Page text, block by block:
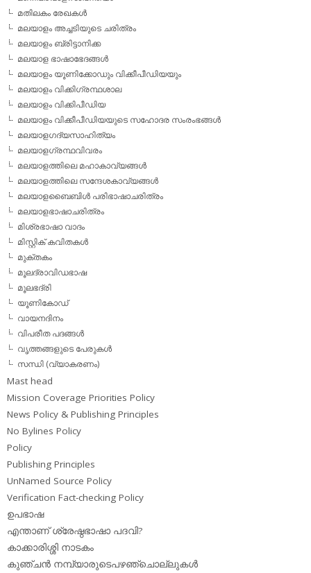
മതിലകം രേഖകള്‍
മലയാളം അച്ചടിയുടെ ചരിത്രം
മലയാളം ബ്രിട്ടാനിക്ക
മലയാള ഭാഷാഭേദങ്ങള്‍
മലയാളം യൂണിക്കോഡും വിക്കീപീഡിയയും
മലയാളം വിക്കിഗ്രന്ഥശാല
മലയാളം വിക്കിപീഡിയ
മലയാളം വിക്കീപീഡിയയുടെ സഹോദര സംരംഭങ്ങള്‍
മലയാളഗദ്യസാഹിത്യം
മലയാളഗ്രന്ഥവിവരം
മലയാളത്തിലെ മഹാകാവ്യങ്ങള്‍
മലയാളത്തിലെ സന്ദേശകാവ്യങ്ങള്‍
മലയാളബൈബിള്‍ പരിഭാഷാചരിത്രം
മലയാളഭാഷാചരിത്രം
മിശ്രഭാഷാ വാദം
മിസ്റ്റിക് കവിതകള്‍
മുക്തകം
മൂലദ്രാവിഡഭാഷ
മൂലഭദ്രി
യൂണികോഡ്
വായനദിനം
വിപരീത പദങ്ങള്‍
വൃത്തങ്ങളുടെ പേരുകള്‍
സന്ധി (വ്യാകരണം)
Mast head
Mission Coverage Priorities Policy
News Policy & Publishing Principles
No Bylines Policy
Policy
Publishing Principles
UnNamed Source Policy
Verification Fact-checking Policy
ഉപഭാഷ
എന്താണ് ശ്രേഷ്ഠഭാഷാ പദവി?
കാക്കാരിശ്ശി നാടകം
കുഞ്ചന്‍ നമ്പ്യാരുടെപഴഞ്ചൊല്ലുകള്‍